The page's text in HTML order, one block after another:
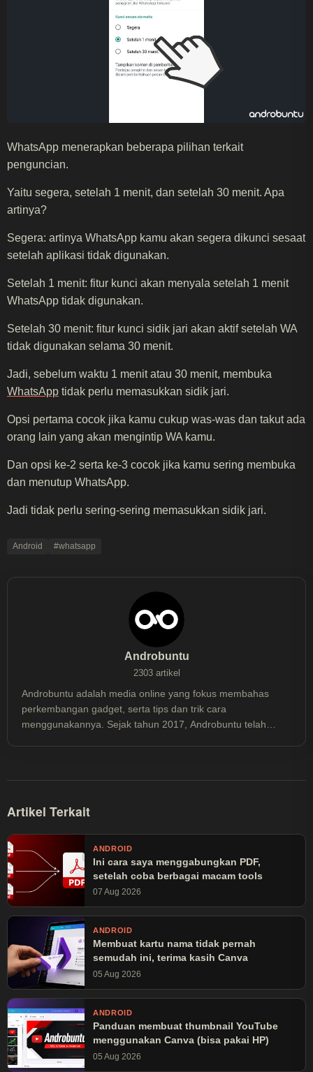
WhatsApp menerapkan beberapa pilihan terkait
penguncian.
Yaitu segera, setelah 1 menit, dan setelah 30 menit. Apa
artinya?
Segera: artinya WhatsApp kamu akan segera dikunci sesaat
setelah aplikasi tidak digunakan.
Setelah 1 menit: fitur kunci akan menyala setelah 1 menit
WhatsApp tidak digunakan.
Setelah 30 menit: fitur kunci sidik jari akan aktif setelah WA
tidak digunakan selama 30 menit.
Jadi, sebelum waktu 1 menit atau 30 menit, membuka
WhatsApp tidak perlu memasukkan sidik jari.
Opsi pertama cocok jika kamu cukup was-was dan takut ada
orang lain yang akan mengintip WA kamu.
Dan opsi ke-2 serta ke-3 cocok jika kamu sering membuka
dan menutup WhatsApp.
Jadi tidak perlu sering-sering memasukkan sidik jari.
Android #whatsapp
Androbuntu
2303 artikel
Androbuntu adalah media online yang fokus membahas
perkembangan gadget, serta tips dan trik cara
menggunakannya. Sejak tahun 2017, Androbuntu telah
Artikel Terkait
ANDROID
Ini cara saya menggabungkan PDF,
setelah coba berbagai macam tools
07 Aug 2026
ANDROID
Membuat kartu nama tidak pernah
semudah ini, terima kasih Canva
05 Aug 2026
ANDROID
Panduan membuat thumbnail YouTube
menggunakan Canva (bisa pakai HP)
05 Aug 2026